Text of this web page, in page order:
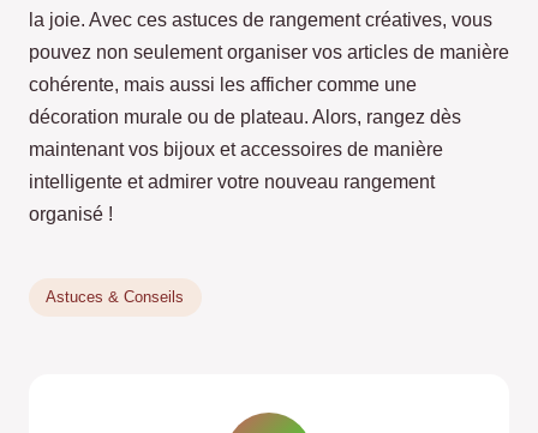
la joie. Avec ces astuces de rangement créatives, vous
pouvez non seulement organiser vos articles de manière
cohérente, mais aussi les afficher comme une
décoration murale ou de plateau. Alors, rangez dès
maintenant vos bijoux et accessoires de manière
intelligente et admirer votre nouveau rangement
organisé !
Astuces & Conseils